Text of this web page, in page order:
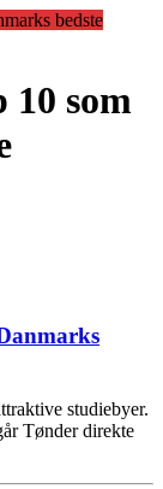
bedste
10 som
studiebyer.
Tønder direkte